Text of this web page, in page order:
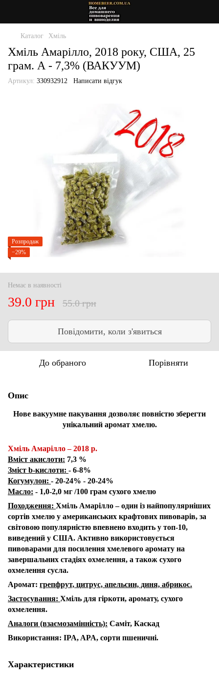
Каталог Хміль
Хміль Амарілло, 2018 року, США, 25
грам. А - 7,3% (ВАКУУМ)
Артикул: 330932912 Написати відгук
Розпродаж
−29%
Немає в наявності
39.0 грн 55.0 грн
Повідомити, коли з'явиться
До обраного Порівняти
Опис
Нове вакуумне пакування дозволяє повністю зберегти
унікальний аромат хмелю.
Хміль Амарілло – 2018 р.
Вміст акислоти: 7,3 %
Зміст b-кислоти: - 6-8%
Когумулон: - 20-24% - 20-24%
Масло: - 1,0-2,0 мг /100 грам сухого хмелю
Походження: Хміль Амарілло – один із найпопулярніших
сортів хмелю у американських крафтових пивоварів, за
світовою популярністю впевнено входить у топ-10,
виведений у США. Активно використовується
пивоварами для посилення хмелевого аромату на
завершальних стадіях охмелення, а також сухого
охмелення сусла.
Аромат: грепфрут, цитрус, апельсин, диня, абрикос.
Застосування: Хміль для гіркоти, аромату, сухого
охмелення.
Аналоги (взаємозамінність): Саміт, Каскад
Використання: IPA, APA, сорти пшеничні.
Характеристики